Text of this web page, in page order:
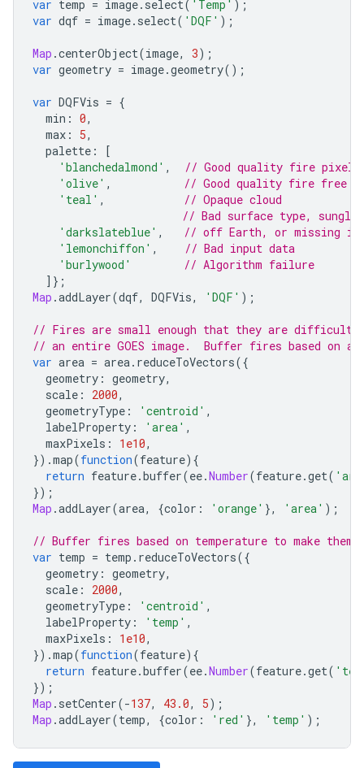
var temp = image. select( 'Temp' );
var dqf = image. select( 'DQF' );
Map .centerObject(image, 3);
var geometry = image.geometry();
var DQFVis = {
min : 0,
max : 5,
palette :
[
'blanchedalmond' ,
// Good quality fire pixel
'olive' ,
// Good quality fire free
'teal' ,
// Opaque cloud
// Bad surface type,
'darkslateblue' ,
// off Earth, or missing
'lemonchiffon' ,
// Bad input data
'burlywood'
// Algorithm failure
]};
Map .addLayer(dqf, DQFVis, 'DQF' );
// Fires are small enough that they are difficult
// an entire GOES image.  Buffer fires based on
var area = area. reduceToVectors({
geometry : geometry,
scale : 2000,
geometryType : 'centroid' ,
labelProperty : 'area' ,
maxPixels : 1e10,
}).map(function(feature){
return feature.buffer(ee.Number(feature.get(
});
Map .addLayer(area, {color : 'orange' }, 'area' );
// Buffer fires based on temperature to make them
var temp = temp . reduceToVectors({
geometry : geometry,
scale : 2000,
geometryType : 'centroid' ,
labelProperty : 'temp' ,
maxPixels : 1e10,
}).map(function(feature){
return feature.buffer(ee.Number(feature.get(
});
Map . setCenter(-137, 43.0, 5);
Map .addLayer(temp, {color : 'red' }, 'temp' );